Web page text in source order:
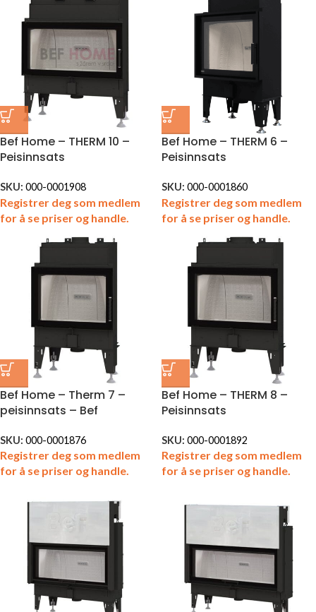
Bef Home – THERM 10 –
Peisinnsats
SKU: 000-0001908
Registrer deg som medlem
for å se priser og handle.
Bef Home – THERM 6 –
Peisinnsats
SKU: 000-0001860
Registrer deg som medlem
for å se priser og handle.
Bef Home – Therm 7 –
peisinnsats – Bef
SKU: 000-0001876
Registrer deg som medlem
for å se priser og handle.
Bef Home – THERM 8 –
Peisinnsats
SKU: 000-0001892
Registrer deg som medlem
for å se priser og handle.